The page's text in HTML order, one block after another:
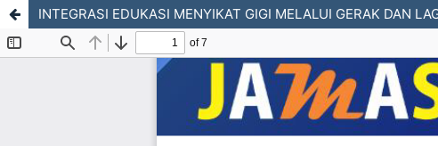
INTEGRASI EDUKASI MENYIKAT GIGI MELALUI GERAK DAN